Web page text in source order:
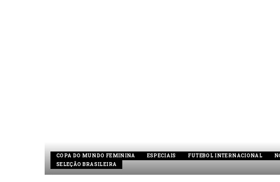
COPA DO MUNDO FEMININA ESPECIAIS FUTEBOL INTERNACIONAL
SELEÇÃO BRASILEIRA